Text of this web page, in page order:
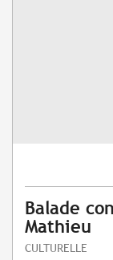
Balade
Mathieu
CULTURELLE